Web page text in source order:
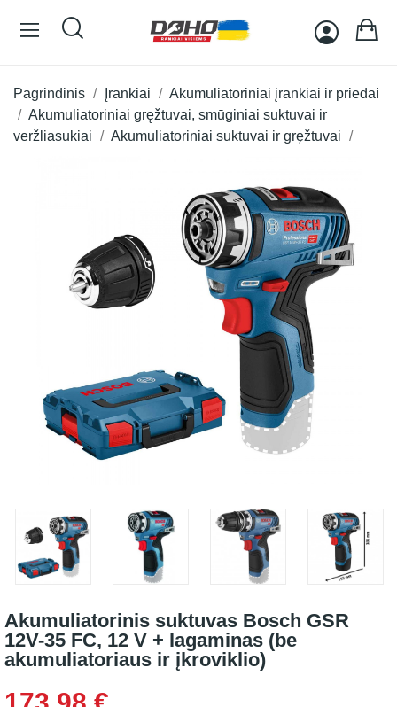
Pagrindinis Įrankiai
Akumuliatoriniai įrankiai ir priedai
Akumuliatoriniai gręžtuvai, smūginiai suktuvai ir
veržliasukiai
Akumuliatoriniai suktuvai ir gręžtuvai
Akumuliatorinis suktuvas Bosch GSR
12V-35 FC, 12 V + lagaminas (be
akumuliatoriaus ir įkroviklio)